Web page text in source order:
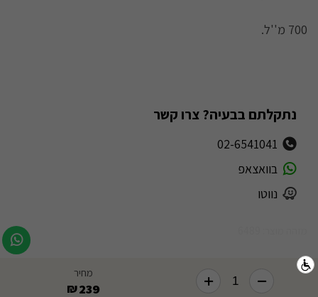
​700 מ''ל.
מחיר
239
₪
נתקלתם בבעיה? צרו קשר
02-6541041
בוואצאפ
נווטו